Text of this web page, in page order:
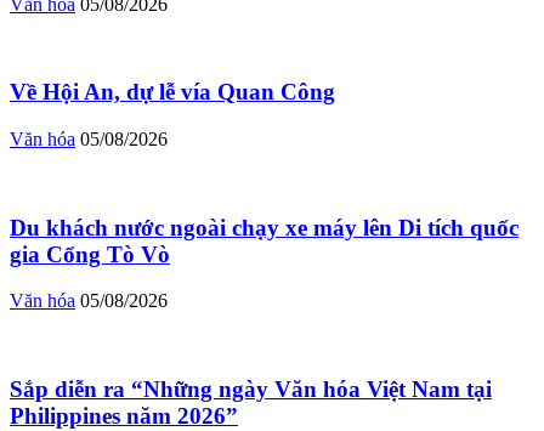
Về Hội An, dự lễ vía Quan Công
Văn hóa 05/08/2026
Du khách nước ngoài chạy xe máy lên Di tích quốc
gia Cổng Tò Vò
Văn hóa 05/08/2026
Sắp diễn ra “Những ngày Văn hóa Việt Nam tại
Philippines năm 2026”